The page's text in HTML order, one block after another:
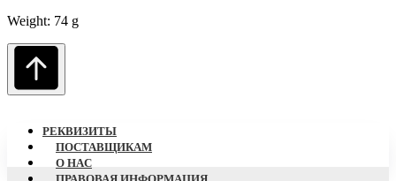
Weight: 74 g
РЕКВИЗИТЫ
ПОСТАВЩИКАМ
О НАC